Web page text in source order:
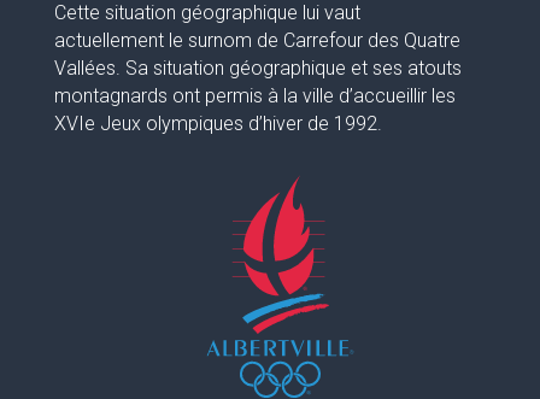
Cette situation géographique lui vaut
actuellement le surnom de Carrefour des Quatre
Vallées. Sa situation géographique et ses atouts
montagnards ont permis à la ville d’accueillir les
XVIe Jeux olympiques d’hiver de 1992.